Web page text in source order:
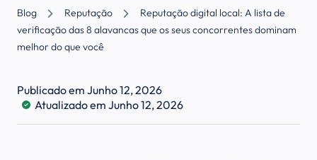
Blog Reputação
Reputação digital local: A lista de
verificação das 8 alavancas que os seus concorrentes dominam
melhor do que você
Publicado em Junho 12, 2026
Atualizado em Junho 12, 2026